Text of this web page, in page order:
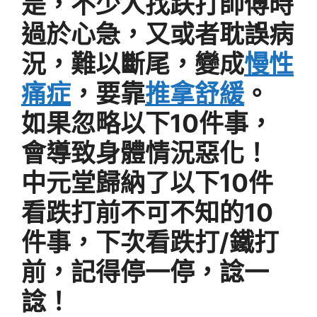
過於心急，又或者耽誤病
況，難以斷尾，變成慢性
痛症 ，要靠推拿舒緩 。
如果忽略以下10件事，
會導致身體情況惡化！
中元堂歸納了以下10件
看跌打前不可不知的10
件事，下次看跌打/鐵打
前，記得停一停，諗一
諗！